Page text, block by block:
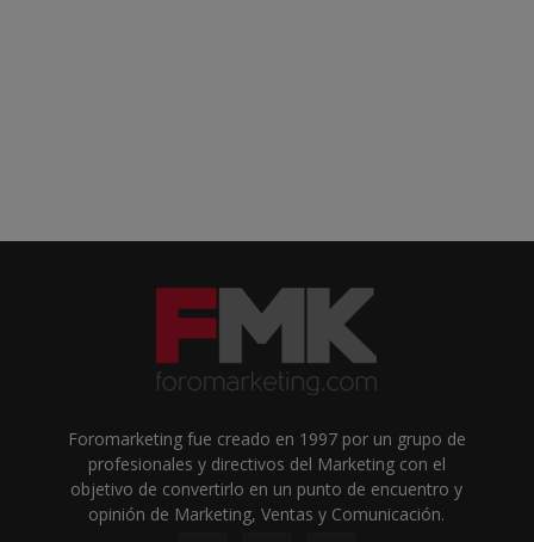
Foromarketing fue creado en 1997 por un grupo de
profesionales y directivos del Marketing con el
objetivo de convertirlo en un punto de encuentro y
opinión de Marketing, Ventas y Comunicación.